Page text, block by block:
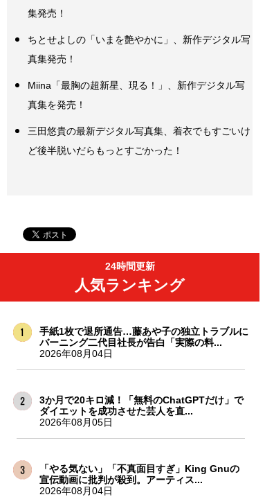
集発売！
ちとせよしの「いまを艶やかに」、新作デジタル写
真集発売！
Miina「最胸の超新星、現る！」、新作デジタル写
真集を発売！
三田悠貴の最新デジタル写真集、着衣でもすごいけ
ど後半脱いだらもっとすごかった！
24時間更新
人気ランキング
手紙1枚で退所通告…藤あや子の独立トラブルに
バーニング二代目社長が告白「実際の料...
2026年08月04日
3か月で20キロ減！「無料のChatGPTだけ」で
ダイエットを成功させた芸人を直...
2026年08月05日
「やる気ない」「不真面目すぎ」King Gnuの
宣伝動画に批判が殺到。アーティス...
2026年08月04日